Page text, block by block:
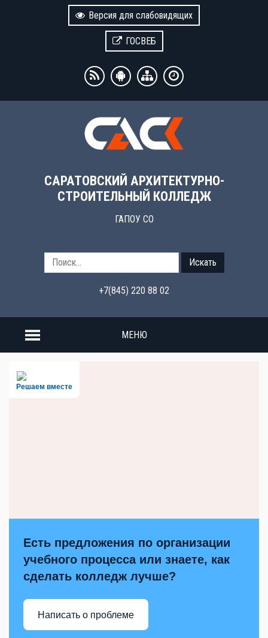
Версия для слабовидящих
ГОСВЕБ
САРАТОВСКИЙ АРХИТЕКТУРНО-
СТРОИТЕЛЬНЫЙ КОЛЛЕДЖ
ГАПОУ СО
Искать
+7(845) 220 88 02
МЕНЮ
Решаем вместе
Есть предложения по организации
учебного процесса или знаете, как
сделать колледж лучше?
Написать о проблеме